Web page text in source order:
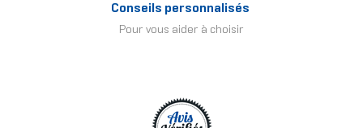
Conseils personnalisés
Pour vous aider à choisir